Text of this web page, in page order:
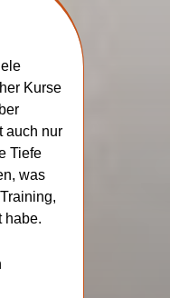
Kurse
auch nur
Tiefe
was
habe.